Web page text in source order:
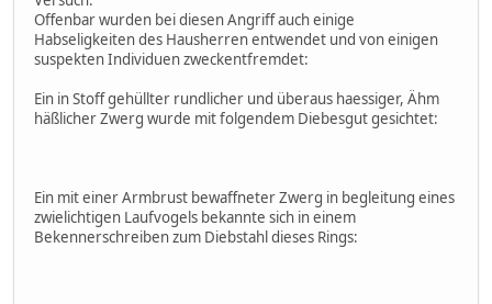
Offenbar wurden bei diesen Angriff auch einige
Habseligkeiten des Hausherren entwendet und von einigen
suspekten Individuen zweckentfremdet:
Ein in Stoff gehüllter rundlicher und überaus haessiger, Ähm
häßlicher Zwerg wurde mit folgendem Diebesgut gesichtet:
Ein mit einer Armbrust bewaffneter Zwerg in begleitung eines
zwielichtigen Laufvogels bekannte sich in einem
Bekennerschreiben zum Diebstahl dieses Rings: